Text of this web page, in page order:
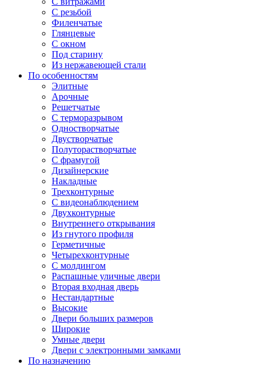
С резьбой
Филенчатые
Глянцевые
С окном
Под старину
Из нержавеющей стали
По особенностям
Элитные
Арочные
Решетчатые
С терморазрывом
Одностворчатые
Двустворчатые
Полуторастворчатые
С фрамугой
Дизайнерские
Накладные
Трехконтурные
С видеонаблюдением
Двухконтурные
Внутреннего открывания
Из гнутого профиля
Герметичные
Четырехконтурные
С молдингом
Распашные уличные двери
Вторая входная дверь
Нестандартные
Высокие
Двери больших размеров
Широкие
Умные двери
Двери с электронными замками
По назначению